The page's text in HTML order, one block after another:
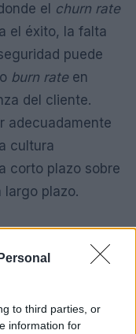
to third parties, or
information for
el churn rate
el éxito, la falta
puede
burn rateen
del cliente.
adecuadamente
cultura
corto plazo sobre
largo plazo.
ser una